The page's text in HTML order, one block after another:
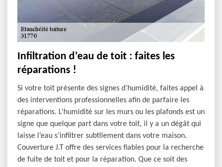
Infiltration d’eau de toit : faites les
réparations !
Si votre toit présente des signes d’humidité, faites appel à
des interventions professionnelles afin de parfaire les
réparations. L’humidité sur les murs ou les plafonds est un
signe que quelque part dans votre toit, il y a un dégât qui
laisse l’eau s’infiltrer subtilement dans votre maison.
Couverture J.T offre des services fiables pour la recherche
de fuite de toit et pour la réparation. Que ce soit des